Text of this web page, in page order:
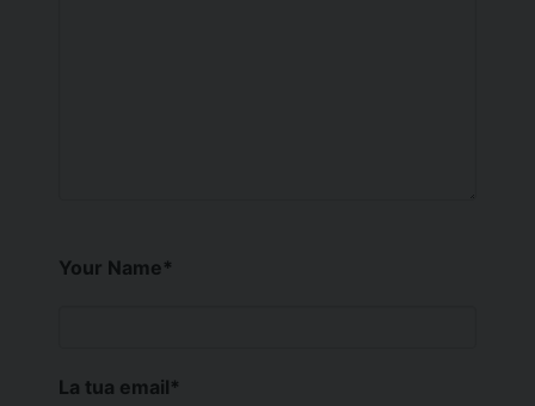
Your Name*
La tua email*